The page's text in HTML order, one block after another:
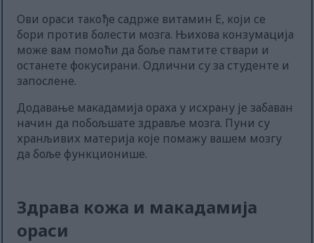
Ови ораси такође садрже витамин Е, који се
бори против болести мозга. Њихова конзумација
може вам помоћи да боље памтите ствари и
останете фокусирани. Одлични су за студенте и
запослене.
Додавање макадамија ораха у исхрану је забаван
начин да побољшате здравље мозга. Пуни су
хранљивих материја које помажу вашем мозгу
да боље функционише.
Здрава кожа и макадамија
ораси